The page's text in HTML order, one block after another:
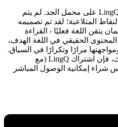
هذا الأصل هو أفضل سبب لأخذ LingQ على محمل الجد. لم يتم
المتلاعبة؛ لقد تم تصميمه
يتقن اللغة فعليًا - القراءة
الحقيقي في اللغة الهدف،
مرارًا وتكرارًا في السياق.
إذا كان هذا النهج يلقى صدى لديك، فإن اشتراك LingQ (مع
شراء إمكانية الوصول المباشر